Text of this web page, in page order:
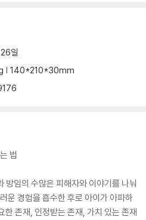
일
| 140*210*30mm
법
방임의 수많은 피해자와 이야기를 나눠
운 경험을 흡수한 후로 아이가 아파하
한 존재, 인정받는 존재, 가치 있는 존재